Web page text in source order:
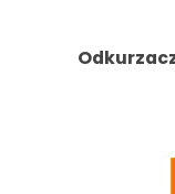
Odkurzacz